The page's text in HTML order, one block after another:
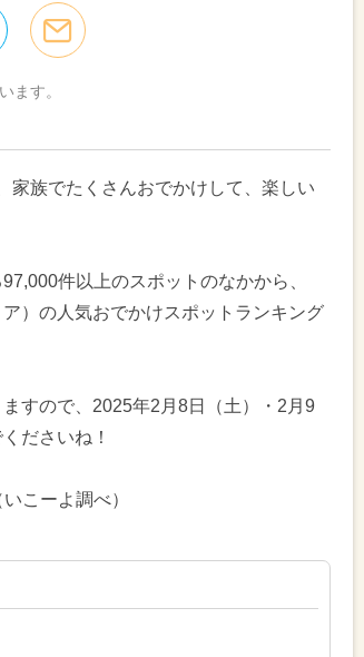
ます。
家族でたくさんおでかけして、楽しい
件以上のスポットのなかから、
）の人気おでかけスポットランキング
すので、2025年2月8日（土）・2月9
ださいね！
こーよ調べ）